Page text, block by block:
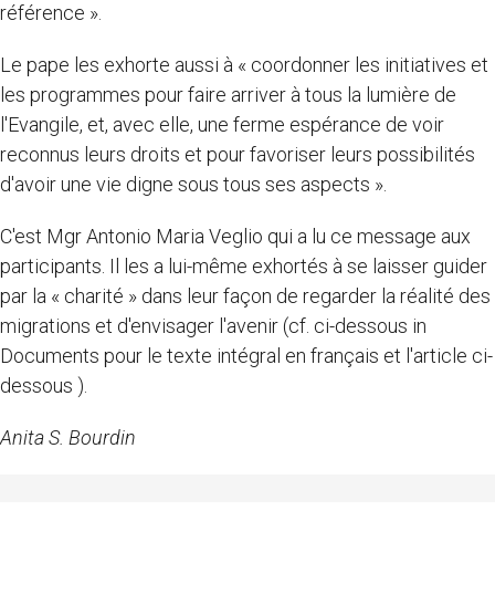
référence ».
Le pape les exhorte aussi à « coordonner les initiatives et
les programmes pour faire arriver à tous la lumière de
l'Evangile, et, avec elle, une ferme espérance de voir
reconnus leurs droits et pour favoriser leurs possibilités
d'avoir une vie digne sous tous ses aspects ».
C'est Mgr Antonio Maria Veglio qui a lu ce message aux
participants. Il les a lui-même exhortés à se laisser guider
par la « charité » dans leur façon de regarder la réalité des
migrations et d'envisager l'avenir (cf. ci-dessous in
Documents pour le texte intégral en français et l'article ci-
dessous ).
Anita S. Bourdin